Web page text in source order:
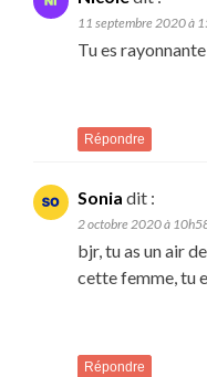
11 septembre 2020 à
Tu es
Répondre
Sonia dit :
2 octobre 2020 à
bjr, tu as un air
cette femme, tu
Répondre